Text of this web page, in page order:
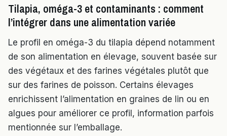
Tilapia, oméga-3 et contaminants : comment
l’intégrer dans une alimentation variée
Le profil en oméga-3 du tilapia dépend notamment
de son alimentation en élevage, souvent basée sur
des végétaux et des farines végétales plutôt que
sur des farines de poisson. Certains élevages
enrichissent l’alimentation en graines de lin ou en
algues pour améliorer ce profil, information parfois
mentionnée sur l’emballage.